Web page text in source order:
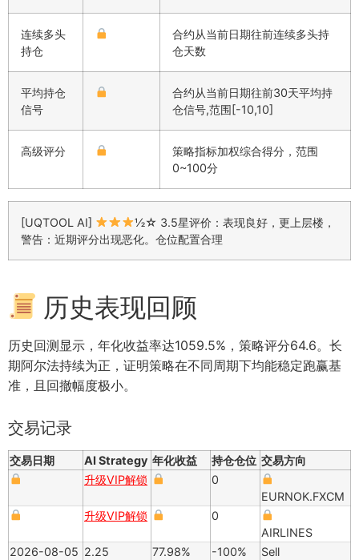
连续多头
持仓
合约从当前日期往前连续多头持
仓天数
平均持仓
信号
合约从当前日期往前30天平均持
仓信号,范围[-10,10]
高级评分
策略指标加权综合得分，范围
0~100分
[UQTOOL AI]
½☆ 3.5星评价：表现良好，更上层楼，
警告：近期评分出现恶化。仓位配置合理
历史表现回顾
历史回测显示，年化收益率达1059.5%，策略评分64.6。长
期阿尔法持续为正，证明策略在不同周期下均能稳定跑赢基
准，且回撤幅度极小。
交易记录
交易日期 AI Strategy 年化收益 持仓仓位 交易方向
升级VIP解锁
0
EURNOK.FXCM
升级VIP解锁
0
AIRLINES
2026-08-05 2.25 77.98% -100%
Sell